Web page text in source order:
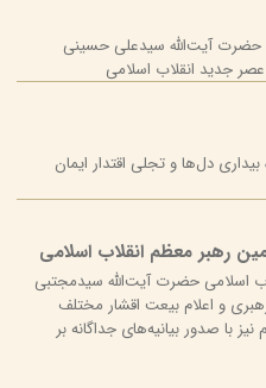
حضرت آیت‌الله سیدعلی حسینی
عصر جدید انقلاب اسلامی
دل‌ها و تجلی اقتدار ایمان
رهبر معظم انقلاب اسلامی
اسلامی حضرت آیت‌الله سیدمجتبی
و اعلام بیعت اقشار مختلف
با صدور بیانیه‌های جداگانه بر